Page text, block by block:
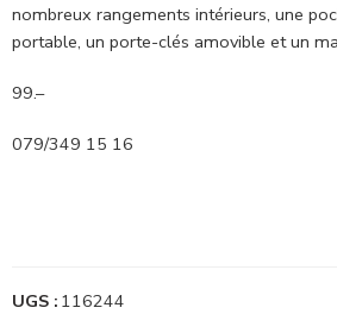
nombreux rangements intérieurs, une
portable, un porte-clés amovible et un
99.–
079/349 15 16
UGS : 116244